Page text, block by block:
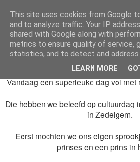
klasblog van juf
Vandaag een superleuke dag vol met
Die hebben we beleefd op cultuurdag
in Zedelgem.
Eerst mochten we ons eigen
prinses en een prins in
This site uses cookies from Google
and to analyze traffic. Your IP
shared with Google along with
metrics to ensure quality of service,
statistics, and to detect and address
LEARN MORE